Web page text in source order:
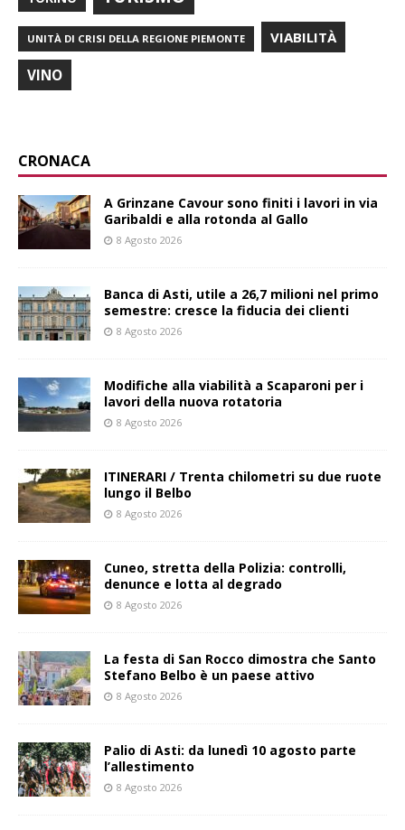
UNITÀ DI CRISI DELLA REGIONE PIEMONTE VIABILITÀ
VINO
CRONACA
A Grinzane Cavour sono finiti i lavori in via
Garibaldi e alla rotonda al Gallo
8 Agosto 2026
Banca di Asti, utile a 26,7 milioni nel primo
semestre: cresce la fiducia dei clienti
8 Agosto 2026
Modifiche alla viabilità a Scaparoni per i
lavori della nuova rotatoria
8 Agosto 2026
ITINERARI / Trenta chilometri su due ruote
lungo il Belbo
8 Agosto 2026
Cuneo, stretta della Polizia: controlli,
denunce e lotta al degrado
8 Agosto 2026
La festa di San Rocco dimostra che Santo
Stefano Belbo è un paese attivo
8 Agosto 2026
Palio di Asti: da lunedì 10 agosto parte
l’allestimento
8 Agosto 2026